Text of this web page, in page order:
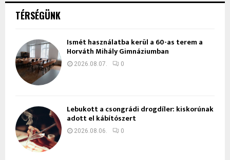
TÉRSÉGÜNK
Ismét használatba kerül a 60-as terem a
Horváth Mihály Gimnáziumban
2026.08.07. 0
Lebukott a csongrádi drogdíler: kiskorúnak
adott el kábítószert
2026.08.06. 0